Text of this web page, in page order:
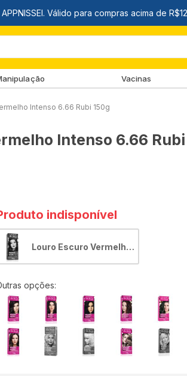
Vacinas
Intenso 6.66 Rubi 150g
Intenso 6.66 Rubi
indisponível
Louro Escuro Vermelho
opções: